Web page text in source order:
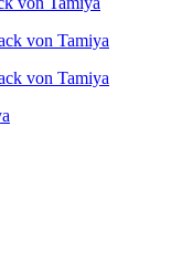
von Tamiya
von Tamiya